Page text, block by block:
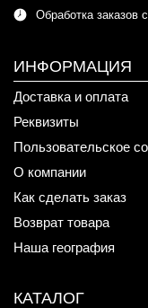
Обработка заказов
ИНФОРМАЦИЯ
Доставка и оплата
Реквизиты
Пользовательское
О компании
Как сделать заказ
Возврат товара
Наша география
КАТАЛОГ